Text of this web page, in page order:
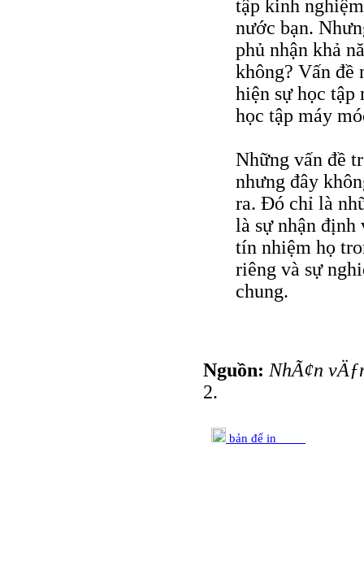
tập kinh
nước bạn.
phủ nhận khả
không? Vấn đề
hiện sự học tập
học tập máy
Những vấn đề
nhưng đây
ra. Đó chỉ là
là sự nhận
tín nhiệm họ
riêng và sự
chung.
Nguồn: NhÃ¢n
2.
bản để in